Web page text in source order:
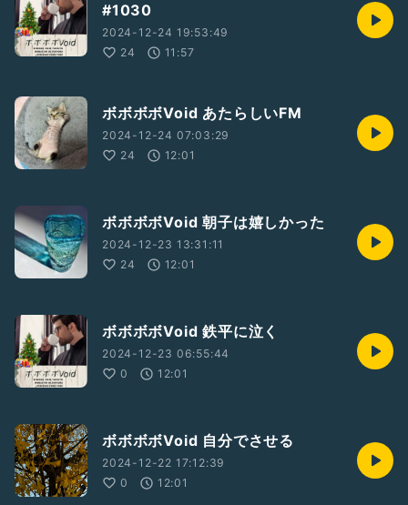
#1030
2024-12-24 19:53:49
24
11:57
ボボボボVoid あたらしいFM
2024-12-24 07:03:29
24
12:01
ボボボボVoid 朝子は嬉しかった
2024-12-23 13:31:11
24
12:01
ボボボボVoid 鉄平に泣く
2024-12-23 06:55:44
0
12:01
ボボボボVoid 自分でさせる
2024-12-22 17:12:39
0
12:01